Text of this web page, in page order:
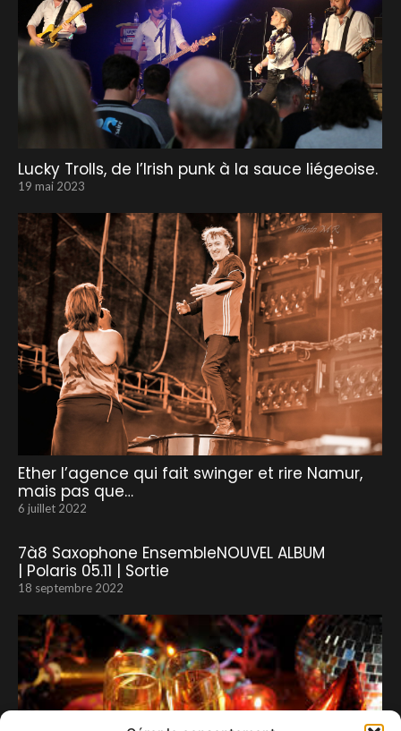
Lucky Trolls, de l’Irish punk à la sauce liégeoise.
19 mai 2023
Ether l’agence qui fait swinger et rire Namur,
mais pas que…
6 juillet 2022
7à8 Saxophone EnsembleNOUVEL ALBUM
| Polaris 05.11 | Sortie
18 septembre 2022